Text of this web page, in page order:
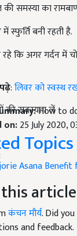
की सदस्यता लें
समस्या का
में स्फुर्ति बनी रहती है.
रहे कि अगर गर्दन
:लिवर को स्वस्थ
How to
on:25 July 2020,
Topics
AsanaBenefit
कंचन मौर्य. Did
and feedback.